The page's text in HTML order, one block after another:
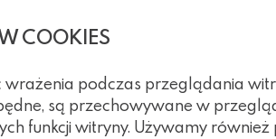
COOKIES
podczas przeglądania
są przechowywane w
funkcji witryny. Używamy również